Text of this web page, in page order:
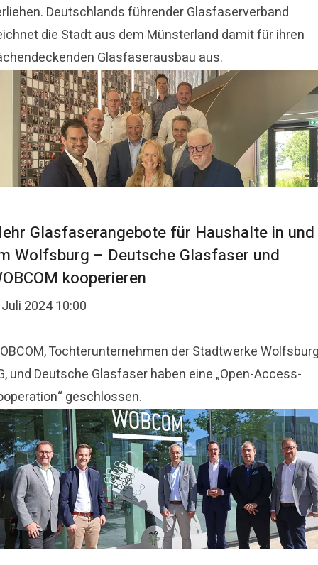
Deutschlands führender Glasfaserverband
die Stadt aus dem Münsterland damit für ihren
Glasfaserausbau aus.
Glasfaserangebote für Haushalte in und
Wolfsburg – Deutsche Glasfaser und
kooperieren
2024 10:00
Tochterunternehmen der Stadtwerke
und Deutsche Glasfaser haben eine „Open-Access-
geschlossen.